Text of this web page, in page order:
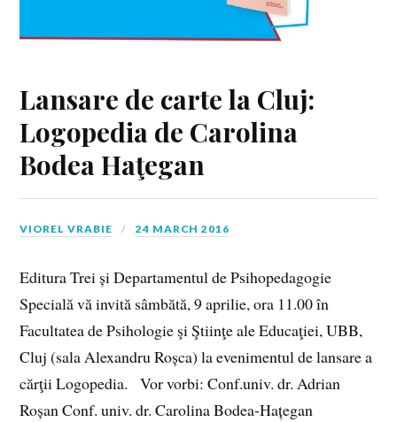
Lansare de carte la Cluj:
Logopedia de Carolina
Bodea Haţegan
VIOREL VRABIE 24 MARCH 2016
Editura Trei și Departamentul de Psihopedagogie
Specială vă invită sâmbătă, 9 aprilie, ora 11.00 în
Facultatea de Psihologie şi Ştiinţe ale Educaţiei, UBB,
Cluj (sala Alexandru Roșca) la evenimentul de lansare a
cărţii Logopedia. Vor vorbi: Conf.univ. dr. Adrian
Roșan Conf. univ. dr. Carolina Bodea-Hațegan